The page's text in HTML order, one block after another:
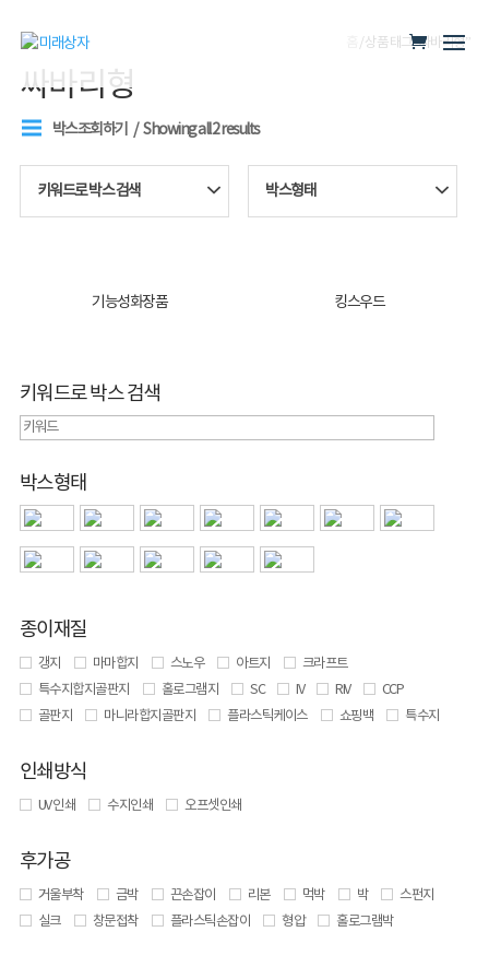
/ 상품 태그 “싸바리형”
싸바리형
박스조회하기 Showing all 2 results
키워드로 박스 검색 박스형태
기능성화장품 킹스우드
키워드로 박스 검색
박스형태
종이재질
갱지 마마합지 스노우 아트지
크라프트
특수지합지골판지
홀로그램지 SC IV RIV
CCP
골판지
마니라합지골판지 플라스틱케이스 쇼핑백 특수지
인쇄방식
UV 인쇄 수지인쇄 오프셋인쇄
후가공
거울부착 금박 끈손잡이 리본 먹박 박
스펀지
실크
창문접착 플라스틱손잡이 형압 홀로그램박